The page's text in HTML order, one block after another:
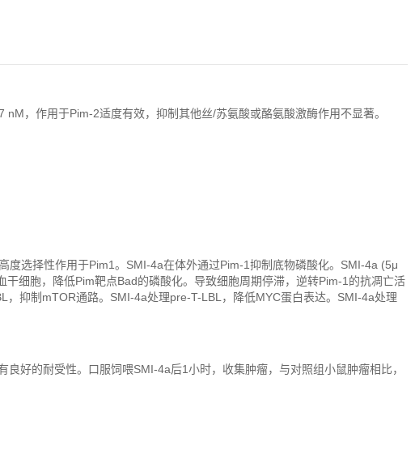
，作用于Pim-2适度有效，抑制其他丝/苏氨酸或酪氨酸激酶作用不显著。
度选择性作用于Pim1。SMI-4a在体外通过Pim-1抑制底物磷酸化。SMI-4a (5μ
细胞，降低Pim靶点Bad的磷酸化。导致细胞周期停滞，逆转Pim-1的抗凋亡活
抑制mTOR通路。SMI-4a处理pre-T-LBL，降低MYC蛋白表达。SMI-4a处理
好的耐受性。口服饲喂SMI-4a后1小时，收集肿瘤，与对照组小鼠肿瘤相比，